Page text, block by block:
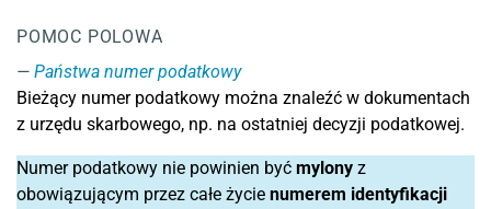
POMOC POLOWA
Państwa numer podatkowy
Bieżący numer podatkowy można znaleźć w dokumentach
z urzędu skarbowego, np. na ostatniej decyzji podatkowej.
Numer podatkowy nie powinien być mylony z
obowiązującym przez całe życie numerem identyfikacji